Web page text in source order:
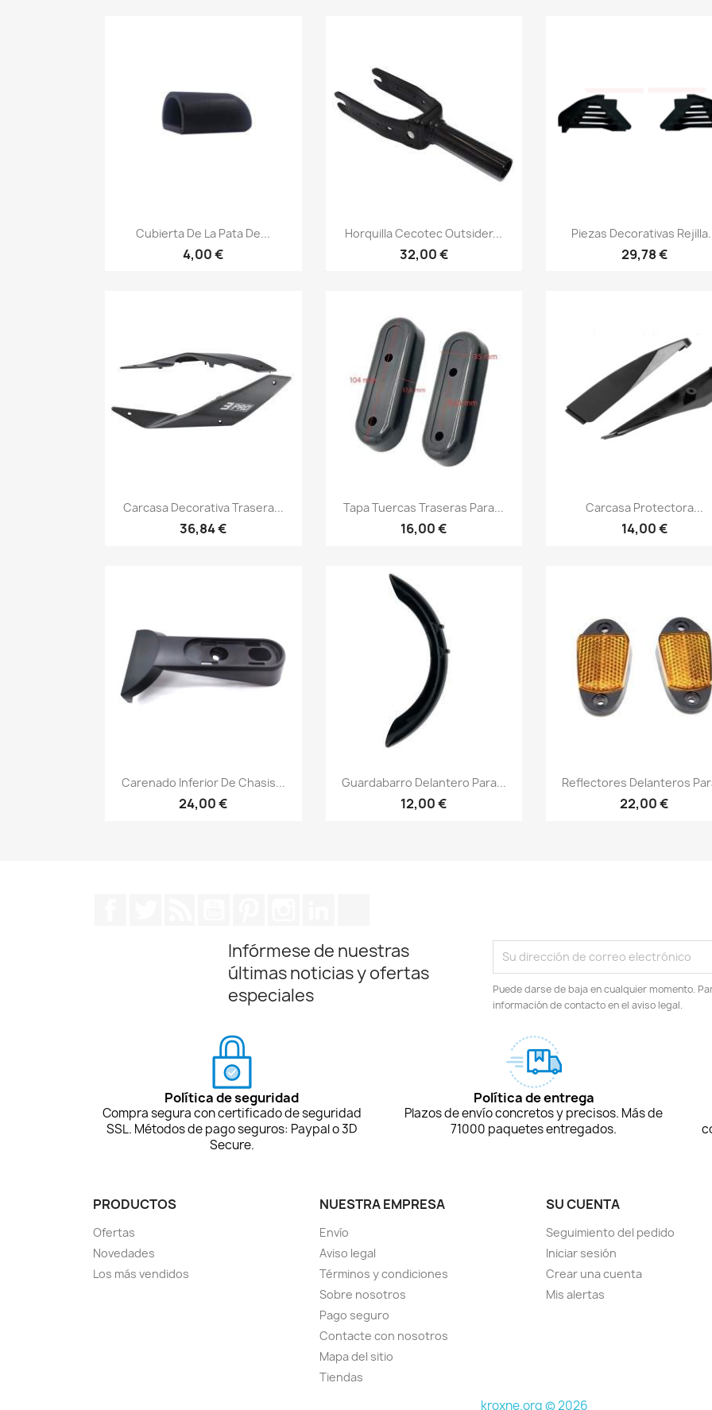
Vista rápida
Cubierta De La Pata De...
4,00 €
Vista rápida
Horquilla Cecotec Outsider...
32,00 €
Vista rápida
Piezas Decorativas
29,78 €
Vista rápida
Carcasa Decorativa Trasera...
36,84 €
Vista rápida
Tapa Tuercas Traseras Para...
16,00 €
Vista rápida
Carcasa Protectora...
14,00 €
Vista rápida
Carenado Inferior De Chasis...
24,00 €
Vista rápida
Guardabarro Delantero Para...
12,00 €
Vista rápida
Reflectores Delanteros
22,00 €
Infórmese de nuestras
últimas noticias y ofertas
especiales
Puede darse de baja en cualquier momento.
información de contacto en el aviso legal.
Política de seguridad
Compra segura con certificado de seguridad
SSL. Métodos de pago seguros: Paypal o 3D
Secure.
Política de entrega
Plazos de envío concretos y precisos. Más de
71000 paquetes entregados.
PRODUCTOS
Ofertas
Novedades
Los más vendidos
NUESTRA EMPRESA
Envío
Aviso legal
Términos y condiciones
Sobre nosotros
Pago seguro
Contacte con nosotros
Mapa del sitio
Tiendas
SU CUENTA
Seguimiento del pedido
Iniciar sesión
Crear una cuenta
Mis alertas
kroxne.org © 2026